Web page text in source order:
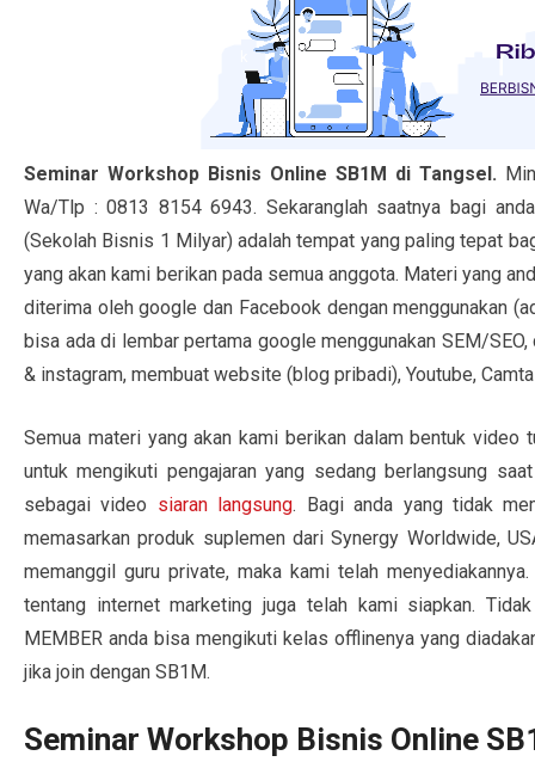
Seminar Workshop Bisnis Online SB1M di Tangsel.
Wa/Tlp : 0813 8154 6943. Sekaranglah saatnya bagi
(Sekolah Bisnis 1 Milyar) adalah tempat yang paling tepat
yang akan kami berikan pada semua anggota. Materi yang
diterima oleh google dan Facebook dengan menggunakan
bisa ada di lembar pertama google menggunakan SEM/
& instagram, membuat website (blog pribadi), Youtube,
Semua materi yang akan kami berikan dalam bentuk video
untuk mengikuti pengajaran yang sedang berlangsung
sebagai video siaran langsung. Bagi anda yang tidak
memasarkan produk suplemen dari Synergy Worldwide,
memanggil guru private, maka kami telah
tentang internet marketing juga telah kami siapkan.
MEMBER anda bisa mengikuti kelas offlinenya yang
jika join dengan SB1M.
Seminar Workshop Bisnis Online